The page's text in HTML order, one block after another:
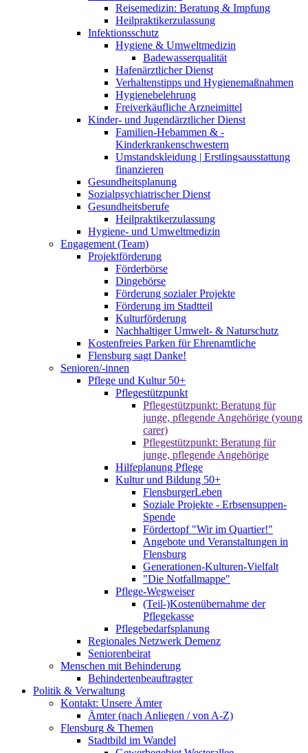
Reisemedizin: Beratung & Impfung
Heilpraktikerzulassung
Infektionsschutz
Hygiene & Umweltmedizin
Badewasserqualität
Hafenärztlicher Dienst
Verhaltenstipps und Hygienemaßnahmen
Hygienebelehrung
Freiverkäufliche Arzneimittel
Kinder- und Jugendärztlicher Dienst
Familien-Hebammen & -
Kinderkrankenschwestern
Umstandskleidung | Erstlingsausstattung
finanzieren
Gesundheitsplanung
Sozialpsychiatrischer Dienst
Gesundheitsberufe
Heilpraktikerzulassung
Hygiene- und Umweltmedizin
Engagement (Team)
Projektförderung
Förderbörse
Dingebörse
Förderung sozialer Projekte
Förderung im Stadtteil
Kulturförderung
Nachhaltiger Umwelt- & Naturschutz
Kostenfreies Parken für Ehrenamtliche
Flensburg sagt Danke!
Senioren/-innen
Pflege und Kultur 50+
Pflegestützpunkt
Pflegestützpunkt: Beratung für
junge, pflegende Angehörige (young
carer)
Pflegestützpunkt: Beratung für
junge, pflegende Angehörige
Hilfeplanung Pflege
Kultur und Bildung 50+
FlensburgerLeben
Soziale Projekte - Erbsensuppen-
Spende
Fördertopf "Wir im Quartier!"
Angebote und Veranstaltungen in
Flensburg
Generationen-Kulturen-Vielfalt
"Die Notfallmappe"
Pflege-Wegweiser
(Teil-)Kostenübernahme der
Pflegekasse
Pflegebedarfsplanung
Regionales Netzwerk Demenz
Seniorenbeirat
Menschen mit Behinderung
Behindertenbeauftragter
Politik & Verwaltung
Kontakt: Unsere Ämter
Ämter (nach Anliegen / von A-Z)
Flensburg & Themen
Stadtbild im Wandel